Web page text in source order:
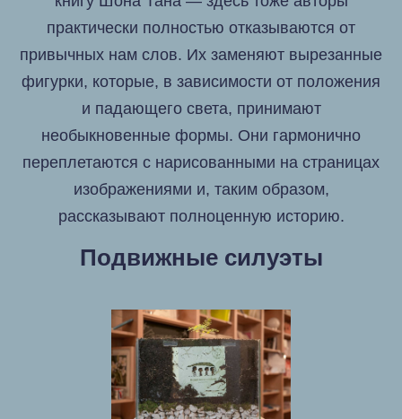
практически полностью отказываются от
привычных нам слов. Их заменяют вырезанные
фигурки, которые, в зависимости от положения
и падающего света, принимают
необыкновенные формы. Они гармонично
переплетаются с нарисованными на страницах
изображениями и, таким образом,
рассказывают полноценную историю.
Подвижные силуэты